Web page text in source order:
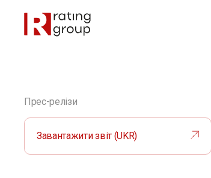
Прес-релізи
Завантажити звіт (UKR)